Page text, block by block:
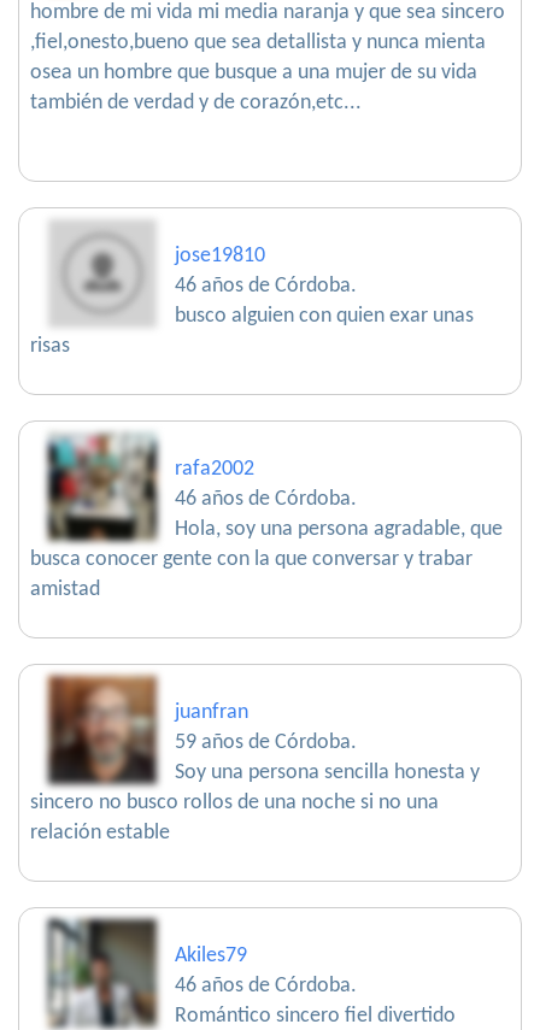
hombre de mi vida mi media naranja y que sea sincero
,fiel,onesto,bueno que sea detallista y nunca mienta
osea un hombre que busque a una mujer de su vida
también de verdad y de corazón,etc...
jose19810
46 años de Córdoba.
busco alguien con quien exar unas
risas
rafa2002
46 años de Córdoba.
Hola, soy una persona agradable, que
busca conocer gente con la que conversar y trabar
amistad
juanfran
59 años de Córdoba.
Soy una persona sencilla honesta y
sincero no busco rollos de una noche si no una
relación estable
Akiles79
46 años de Córdoba.
Romántico sincero fiel divertido